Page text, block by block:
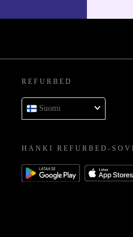
REFURBED
Suomi
HANKI REFURBED-